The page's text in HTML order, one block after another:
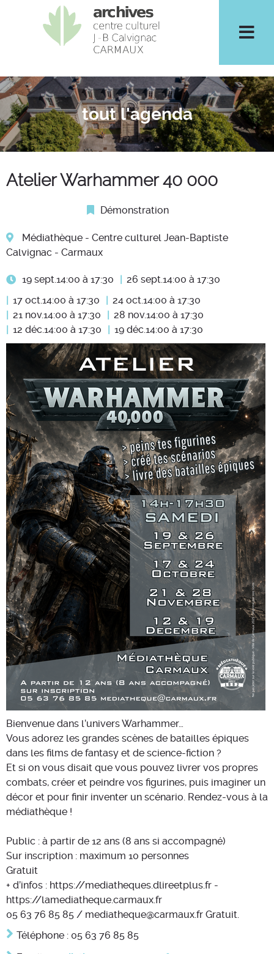
tout l'agenda
Atelier Warhammer 40 000
Catégorie :
Démonstration
Médiathèque - Centre culturel Jean-Baptiste
Calvignac - Carmaux
19 sept. 14:00 à 17:30 26 sept. 14:00 à 17:30
17 oct. 14:00 à 17:30 24 oct. 14:00 à 17:30
21 nov.14:00 à 17:30 28 nov.14:00 à 17:30
12 déc.14:00 à 17:30 19 déc.14:00 à 17:30
Bienvenue dans l’univers Warhammer…
Vous adorez les grandes scènes de batailles épiques
dans les films de fantasy et de science-fiction ?
Et si on vous disait que vous pouvez livrer vos propres
combats, créer et peindre vos figurines, puis imaginer un
décor et pour finir inventer un scénario. Rendez-vous à la
médiathèque !
Public : à partir de 12 ans (8 ans si accompagné)
Sur inscription : maximum 10 personnes
Gratuit
+ d’infos : https://mediatheques.dlireetplus.fr -
https://lamediatheque.carmaux.fr
05 63 76 85 85 / mediatheque@carmaux.fr Gratuit.
Téléphone : 05 63 76 85 85